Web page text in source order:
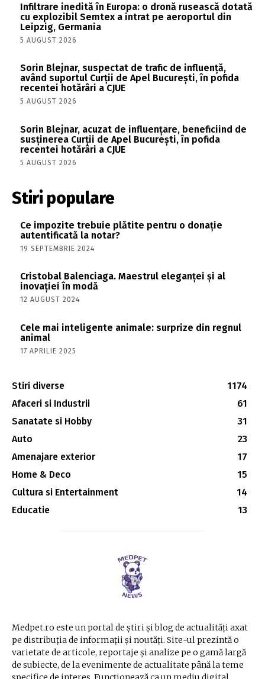
Infiltrare inedită în Europa: o dronă rusească dotată
cu explozibil Semtex a intrat pe aeroportul din
Leipzig, Germania
5 AUGUST 2026
Sorin Blejnar, suspectat de trafic de influență,
având suportul Curții de Apel București, în pofida
recentei hotărâri a CJUE
5 AUGUST 2026
Sorin Blejnar, acuzat de influențare, beneficiind de
susținerea Curții de Apel București, în pofida
recentei hotărâri a CJUE
5 AUGUST 2026
Stiri populare
Ce impozite trebuie plătite pentru o donație
autentificată la notar?
19 SEPTEMBRIE 2024
Cristobal Balenciaga. Maestrul eleganței și al
inovației în modă
12 AUGUST 2024
Cele mai inteligente animale: surprize din regnul
animal
17 APRILIE 2025
Stiri diverse
1174
Afaceri si Industrii
61
Sanatate si Hobby
31
Auto
23
Amenajare exterior
17
Home & Deco
15
Cultura si Entertainment
14
Educatie
13
Medpet.ro este un portal de știri și blog de actualități axat
pe distribuția de informații și noutăți. Site-ul prezintă o
varietate de articole, reportaje și analize pe o gamă largă
de subiecte, de la evenimente de actualitate până la teme